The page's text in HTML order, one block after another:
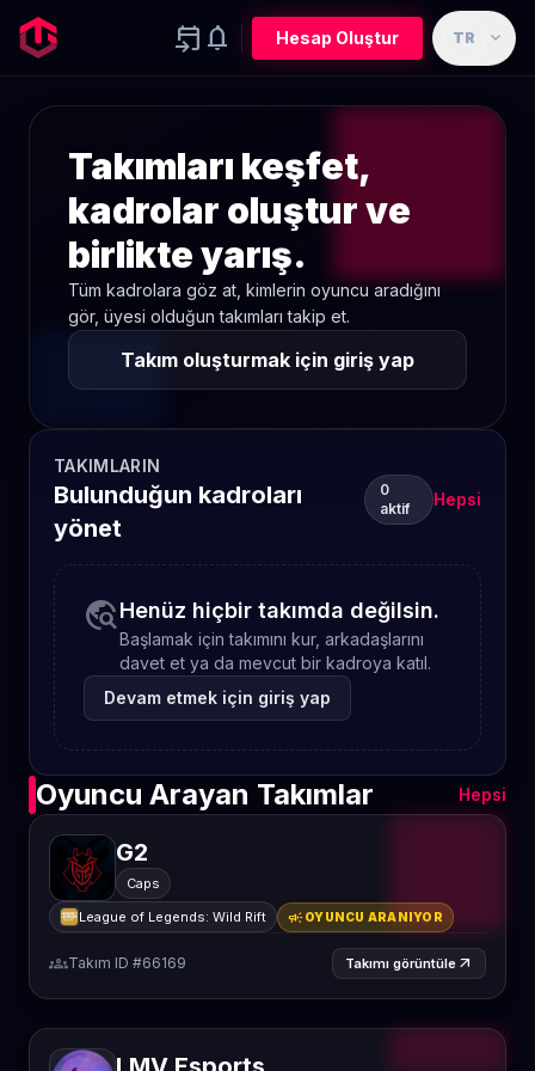
event_upcoming notifications Hesap Oluştur TR expand_more
Takımları keşfet,
kadrolar oluştur ve
birlikte yarış.
Tüm kadrolara göz at, kimlerin oyuncu aradığını
gör, üyesi olduğun takımları takip et.
Takım oluşturmak için giriş yap
TAKIMLARIN
Bulunduğun kadroları
yönet
0
aktif
Hepsi
travel_exploreHenüz hiçbir takımda değilsin.
Başlamak için takımını kur, arkadaşlarını
davet et ya da mevcut bir kadroya katıl.
Devam etmek için giriş yap
Oyuncu Arayan Takımlar Hepsi
G2
Caps
League of Legends: Wild Rift campaignOYUNCU ARANIYOR
groupsTakım ID #66169 Takımı görüntüle arrow_outward